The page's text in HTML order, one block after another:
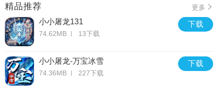
精品推荐 更多
下载
小小屠龙131
74.62MB 13下载
下载
小小屠龙-万宝冰雪
74.36MB 227下载